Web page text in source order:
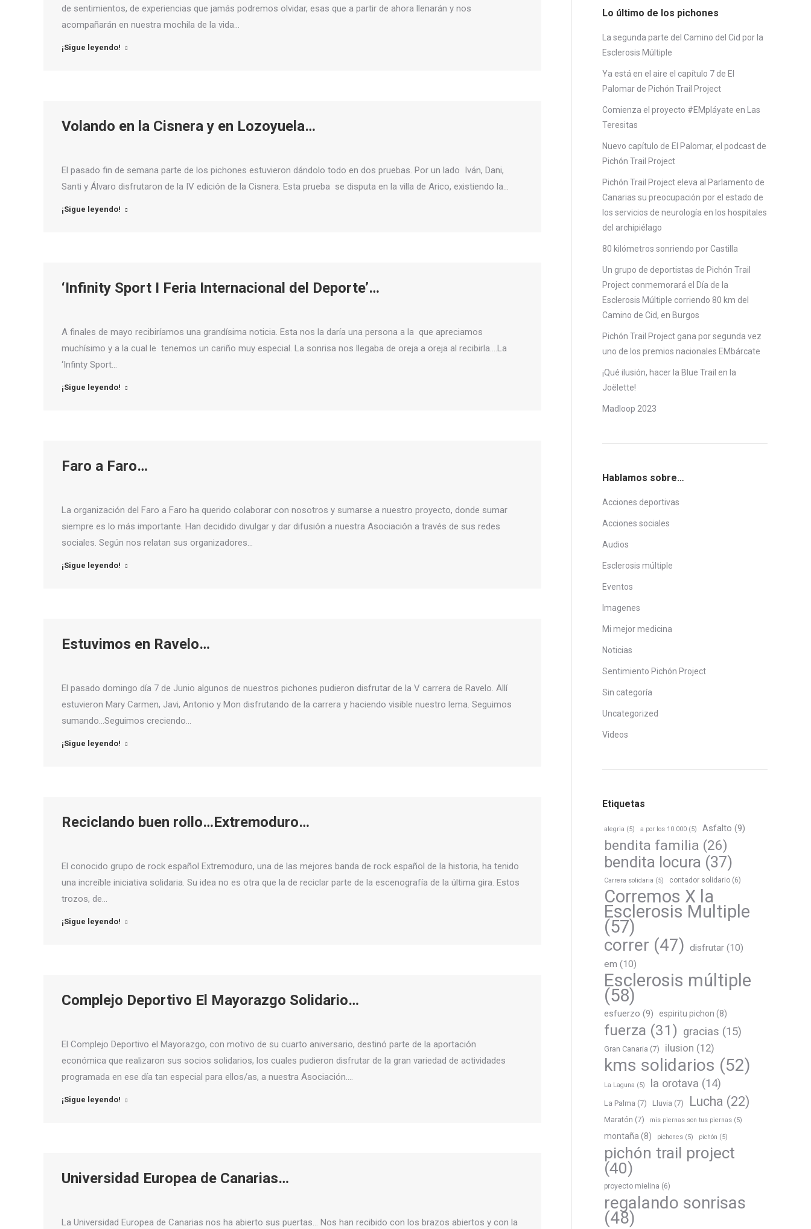
de sentimientos, de experiencias que jamás podremos olvidar, esas que a partir de ahora llenarán y nos
acompañarán en nuestra mochila de la vida…
¡Sigue leyendo!
Volando en la Cisnera y en Lozoyuela…
El pasado fin de semana parte de los pichones estuvieron dándolo todo en dos pruebas. Por un lado Iván, Dani,
Santi y Álvaro disfrutaron de la IV edición de la Cisnera. Esta prueba se disputa en la villa de Arico, existiendo la…
¡Sigue leyendo!
‘Infinity Sport I Feria Internacional del Deporte’…
A finales de mayo recibiríamos una grandísima noticia. Esta nos la daría una persona a la que apreciamos
muchísimo y a la cual le tenemos un cariño muy especial. La sonrisa nos llegaba de oreja a oreja al recibirla….La
‘Infinty Sport…
¡Sigue leyendo!
Faro a Faro…
La organización del Faro a Faro ha querido colaborar con nosotros y sumarse a nuestro proyecto, donde sumar
siempre es lo más importante. Han decidido divulgar y dar difusión a nuestra Asociación a través de sus redes
sociales. Según nos relatan sus organizadores…
¡Sigue leyendo!
Estuvimos en Ravelo…
El pasado domingo día 7 de Junio algunos de nuestros pichones pudieron disfrutar de la V carrera de Ravelo. Allí
estuvieron Mary Carmen, Javi, Antonio y Mon disfrutando de la carrera y haciendo visible nuestro lema. Seguimos
sumando…Seguimos creciendo…
¡Sigue leyendo!
Reciclando buen rollo…Extremoduro…
El conocido grupo de rock español Extremoduro, una de las mejores banda de rock español de la historia, ha tenido
una increíble iniciativa solidaria. Su idea no es otra que la de reciclar parte de la escenografía de la última gira. Estos
trozos, de…
¡Sigue leyendo!
Complejo Deportivo El Mayorazgo Solidario…
El Complejo Deportivo el Mayorazgo, con motivo de su cuarto aniversario, destinó parte de la aportación
económica que realizaron sus socios solidarios, los cuales pudieron disfrutar de la gran variedad de actividades
programada en ese día tan especial para ellos/as, a nuestra Asociación.…
¡Sigue leyendo!
Universidad Europea de Canarias…
La Universidad Europea de Canarias nos ha abierto sus puertas… Nos han recibido con los brazos abiertos y con la
Lo último de los pichones
La segunda parte del Camino del Cid por la
Esclerosis Múltiple
Ya está en el aire el capítulo 7 de El
Palomar de Pichón Trail Project
Comienza el proyecto #EMpláyate en Las
Teresitas
Nuevo capítulo de El Palomar, el podcast de
Pichón Trail Project
Pichón Trail Project eleva al Parlamento de
Canarias su preocupación por el estado de
los servicios de neurología en los hospitales
del archipiélago
80 kilómetros sonriendo por Castilla
Un grupo de deportistas de Pichón Trail
Project conmemorará el Día de la
Esclerosis Múltiple corriendo 80 km del
Camino de Cid, en Burgos
Pichón Trail Project gana por segunda vez
uno de los premios nacionales EMbárcate
¡Qué ilusión, hacer la Blue Trail en la
Joëlette!
Madloop 2023
Hablamos sobre…
Acciones deportivas
Acciones sociales
Audios
Esclerosis múltiple
Eventos
Imagenes
Mi mejor medicina
Noticias
Sentimiento Pichón Project
Sin categoría
Uncategorized
Videos
Etiquetas
alegria (5) a por los 10.000 (5) Asfalto (9)
bendita familia (26)
bendita locura (37)
Carrera solidaria (5) contador solidario (6)
Corremos X la
Esclerosis Multiple
(57)
correr (47) disfrutar (10)
em (10)
Esclerosis múltiple
(58)
esfuerzo (9) espiritu pichon (8)
fuerza (31) gracias (15)
Gran Canaria (7) ilusion (12)
kms solidarios (52)
La Laguna (5) la orotava (14)
La Palma (7) Lluvia (7) Lucha (22)
Maratón (7) mis piernas son tus piernas (5)
montaña (8) pichones (5) pichón (5)
pichón trail project
(40)
proyecto mielina (6)
regalando sonrisas
(48)